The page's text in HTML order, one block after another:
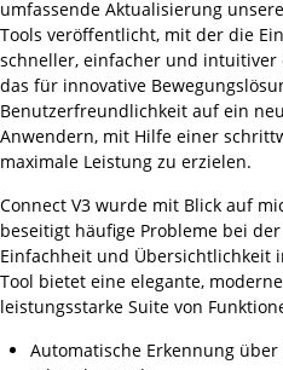
umfassende Aktualisierung
Tools veröffentlicht, mit der die
schneller, einfacher und
das für innovative
Benutzerfreundlichkeit auf ein
Anwendern, mit Hilfe einer
maximale Leistung zu erzielen.
Connect V3 wurde mit Blick auf
beseitigt häufige Probleme bei
Einfachheit und Übersichtlichkeit
Tool bietet eine elegante,
leistungsstarke Suite von
Automatische Erkennung